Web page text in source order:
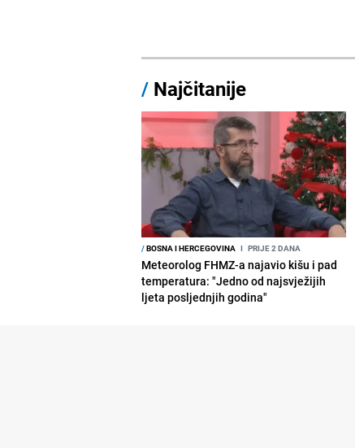
/ Najčitanije
/BOSNA I HERCEGOVINA I PRIJE 2 DANA
Meteorolog FHMZ-a najavio kišu i pad
temperatura: "Jedno od najsvježijih
ljeta posljednjih godina"